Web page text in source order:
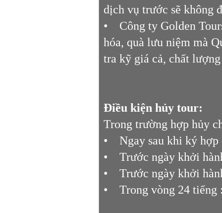
dịch vụ trước sẽ không
• Công ty Golden
hóa, quà lưu niệm mà
tra kỹ giá cả, chất
Điều kiện hủy tour:
Trong trường hợp hủy
• Ngay sau khi ký hợp
• Trước ngày khởi
• Trước ngày khởi
• Trong vòng 24 tiếng